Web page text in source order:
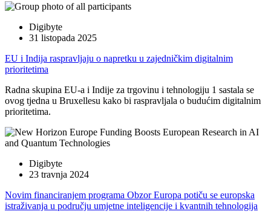
Digibyte
31 listopada 2025
EU i Indija raspravljaju o napretku u zajedničkim digitalnim
prioritetima
Radna skupina EU-a i Indije za trgovinu i tehnologiju 1 sastala se
ovog tjedna u Bruxellesu kako bi raspravljala o budućim digitalnim
prioritetima.
Digibyte
23 travnja 2024
Novim financiranjem programa Obzor Europa potiču se europska
istraživanja u području umjetne inteligencije i kvantnih tehnologija